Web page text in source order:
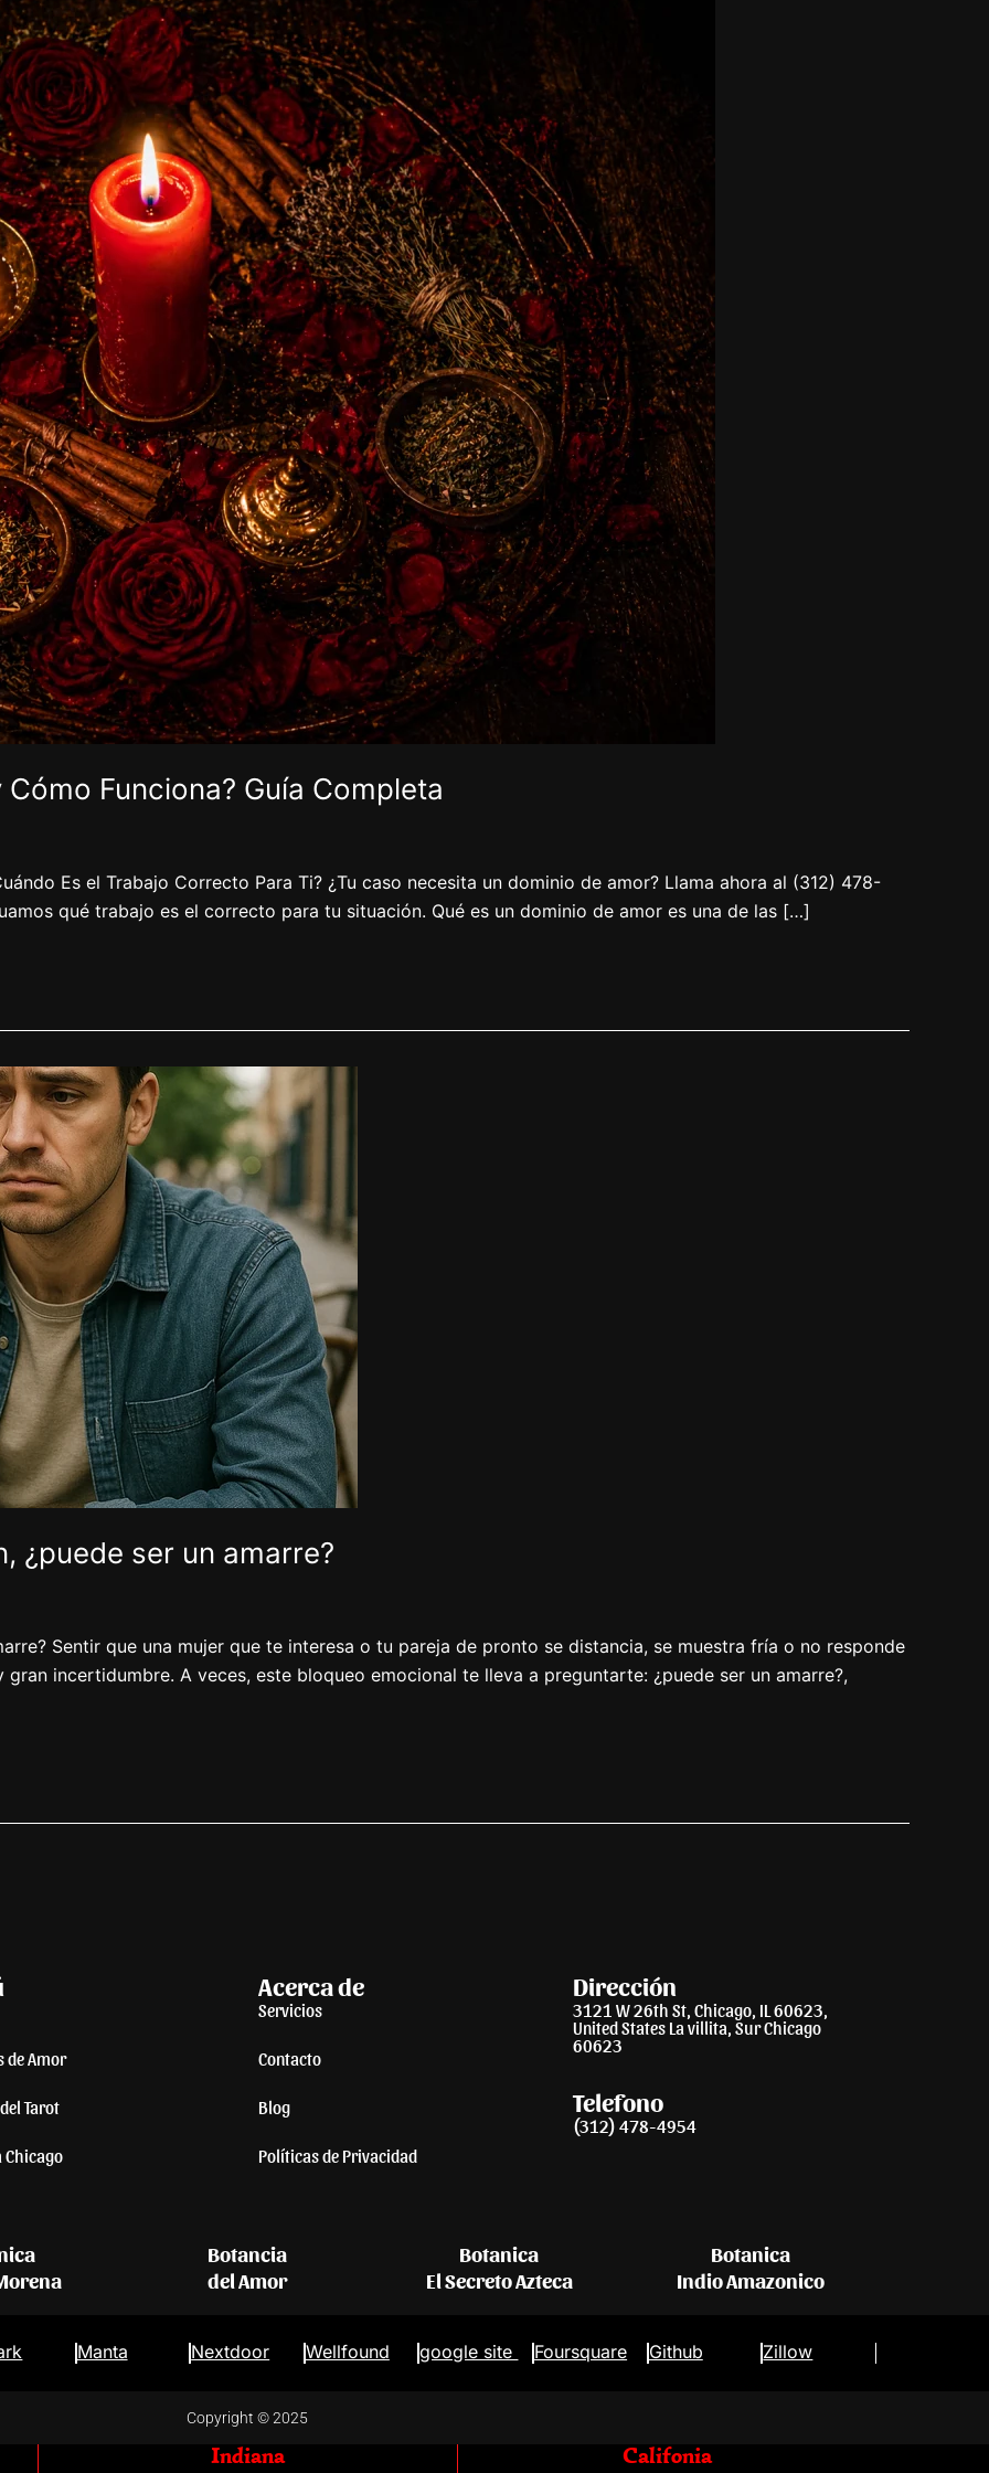
Funciona? Guía Completa
Es el Trabajo Correcto Para Ti? ¿Tu caso necesita un dominio de amor? Llama ahora al (312) 478-
qué trabajo es el correcto para tu situación. Qué es un dominio de amor es una de las […]
¿puede ser un amarre?
Sentir que una mujer que te interesa o tu pareja de pronto se distancia, se muestra fría o no responde
incertidumbre. A veces, este bloqueo emocional te lleva a preguntarte: ¿puede ser un amarre?,
de Amor
Tarot
Chicago
Acerca de
Servicios
Contacto
Blog
Políticas de Privacidad
Dirección
3121 W 26th St, Chicago, IL 60623,
United States La villita, Sur Chicago
60623
Telefono
(312) 478-4954
Botancia
del Amor
Botanica
El Secreto Azteca
Botanica
Indio Amazonico
Manta Nextdoor Wellfound google site Foursquare Github Zillow
Copyright © 2025
Indiana
Califonia